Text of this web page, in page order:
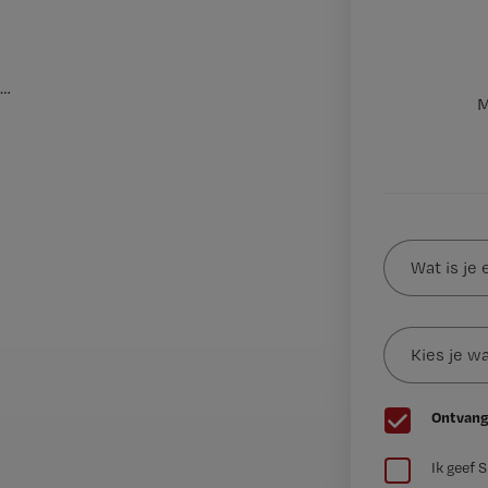
Wat
is
je
mailadres?
*
Kies
je
wachtwoord
G
e
e
G
Ik geef
…